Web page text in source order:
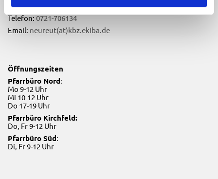
76149 Karlsruhe
Telefon:0721-706134
Email: neureut(at)kbz.ekiba.de
Öffnungszeiten
Pfarrbüro Nord:
Mo 9-12 Uhr
Mi 10-12 Uhr
Do 17-19 Uhr
Pfarrbüro Kirchfeld:
Do, Fr 9-12 Uhr
Pfarrbüro Süd:
Di, Fr 9-12 Uhr